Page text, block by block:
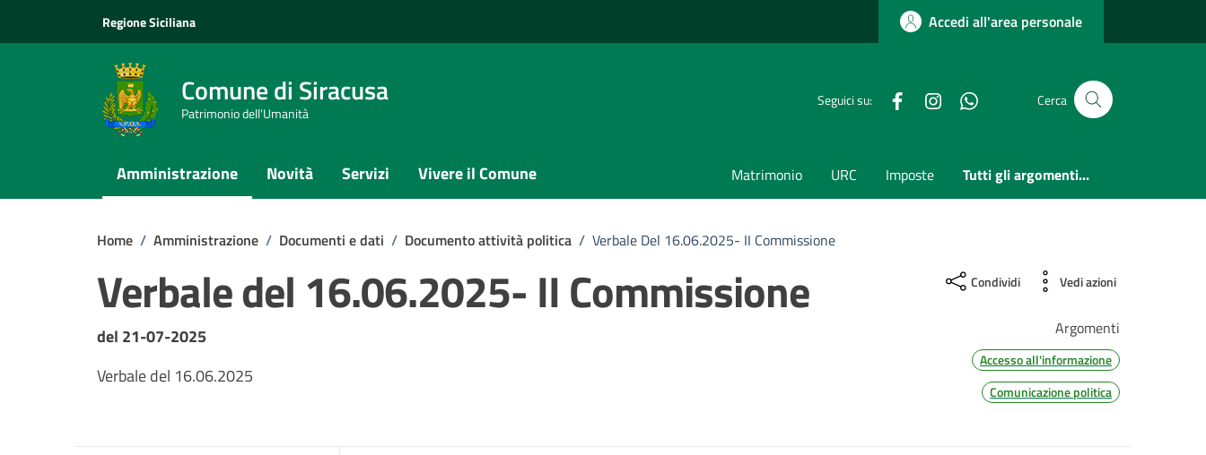
Regione Siciliana Accedi all'area personale
Comune di Siracusa
Patrimonio dell'Umanità
Seguici su: FacebookInstagramwhatsappCerca
Amministrazione Novità Servizi Vivere il Comune Matrimonio URC Imposte Tutti gli argomenti...
Home / Amministrazione / Documenti e dati / Documento attività politica / Verbale Del 16.06.2025- II Commissione
Verbale del 16.06.2025- II Commissione
Dettagli del documento
del 21-07-2025
Verbale del 16.06.2025
Condividi Vedi azioni
Argomenti
Accesso all'informazione
Comunicazione politica